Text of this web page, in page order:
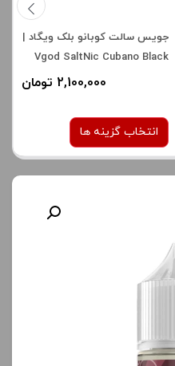
جویس سالت کوبانو بلک ویگاد |
Vgod SaltNic Cubano Black
2,100,000 تومان
انتخاب گزینه ها
نمایش قیمت ، گزینه های
محصول را از کادر بالا انتخاب